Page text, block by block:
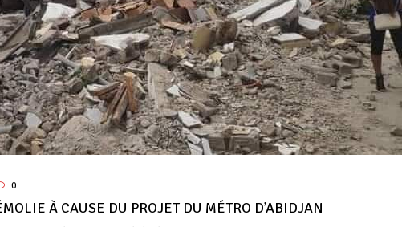
0
À CAUSE DU PROJET DU MÉTRO D’ABIDJAN